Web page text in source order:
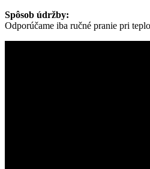
Spôsob údržby:
Odporúčame iba ručné pranie pri